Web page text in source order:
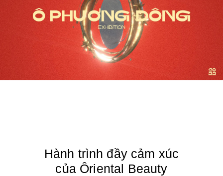
Hành trình đầy cảm xúc
của Ôriental Beauty